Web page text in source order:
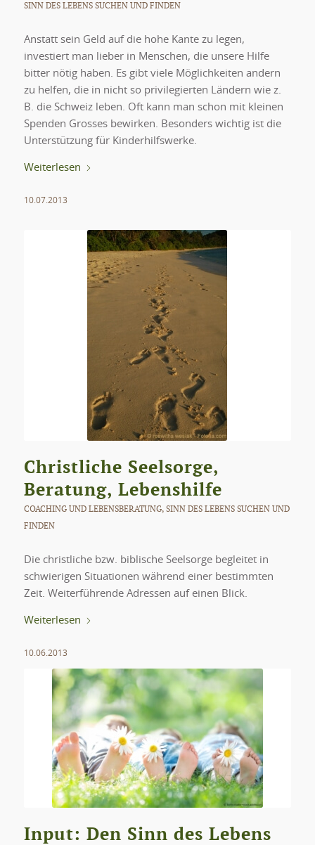
SINN DES LEBENS SUCHEN UND FINDEN
Anstatt sein Geld auf die hohe Kante zu legen,
investiert man lieber in Menschen, die unsere Hilfe
bitter nötig haben. Es gibt viele Möglichkeiten andern
zu helfen, die in nicht so privilegierten Ländern wie z.
B. die Schweiz leben. Oft kann man schon mit kleinen
Spenden Grosses bewirken. Besonders wichtig ist die
Unterstützung für Kinderhilfswerke.
Weiterlesen
10.07.2013
Christliche Seelsorge,
Beratung, Lebenshilfe
COACHING UND LEBENSBERATUNG, SINN DES LEBENS SUCHEN UND
FINDEN
Die christliche bzw. biblische Seelsorge begleitet in
schwierigen Situationen während einer bestimmten
Zeit. Weiterführende Adressen auf einen Blick.
Weiterlesen
10.06.2013
Input: Den Sinn des Lebens